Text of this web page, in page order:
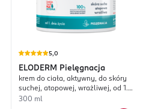
5,0
ELODERM Pielęgnacja
krem do ciała, aktywny, do skóry
suchej, atopowej, wrażliwej, od 1.
dnia życia
300 ml